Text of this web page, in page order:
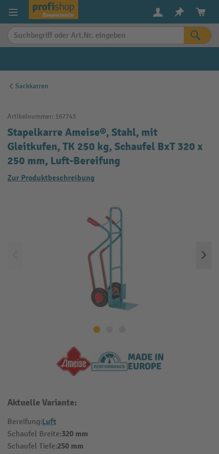
springen
Sackkarren
Artikelnummer: 167743
Stapelkarre Ameise®, Stahl, mit
Gleitkufen, TK 250 kg, Schaufel BxT 320 x
250 mm, Luft-Bereifung
Zur Produktbeschreibung
Aktuelle Variante:
Bereifung:Luft
Schaufel Breite:320 mm
Schaufel Tiefe:250 mm